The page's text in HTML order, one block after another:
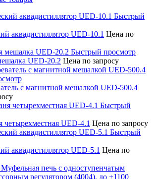
Быстрый
аквадистиллятор UED-10.1 Цена по
Быстрый просмотр
UED-20.2 Цена по запросу
с магнитной мешалкой UED-500.4
Быстрый
четырехместная UED-4.1 Цена по запросу
Быстрый
аквадистиллятор UED-5.1 Цена по